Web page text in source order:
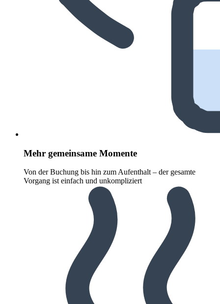
Mehr gemeinsame Momente
Von der Buchung bis hin zum Aufenthalt – der gesamte
Vorgang ist einfach und unkompliziert